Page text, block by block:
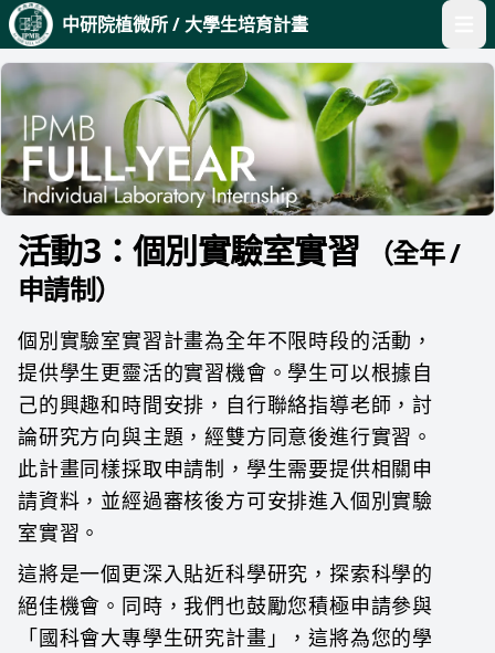
中研院植微所 / 大學生培育計畫
活動3：個別實驗室實習
（全年 /
申請制）
個別實驗室實習計畫為全年不限時段的活動，
提供學生更靈活的實習機會。學生可以根據自
己的興趣和時間安排，自行聯絡指導老師，討
論研究方向與主題，經雙方同意後進行實習。
此計畫同樣採取申請制，學生需要提供相關申
請資料，並經過審核後方可安排進入個別實驗
室實習。
這將是一個更深入貼近科學研究，探索科學的
絕佳機會。同時，我們也鼓勵您積極申請參與
「國科會大專學生研究計畫」，這將為您的學